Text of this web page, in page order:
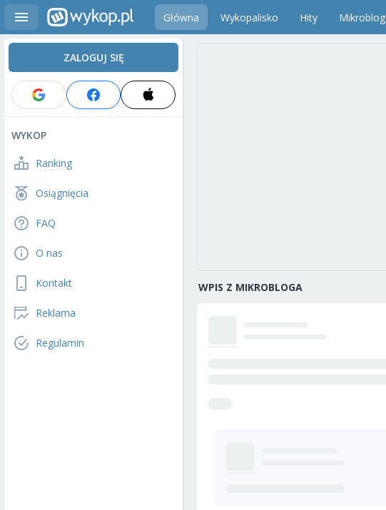
Główna Wykopalisko Hity Mikroblog
ZALOGUJ SIĘ
WYKOP
Ranking
Osiągnięcia
FAQ
O nas
Kontakt
Reklama
Regulamin
WPIS Z MIKROBLOGA